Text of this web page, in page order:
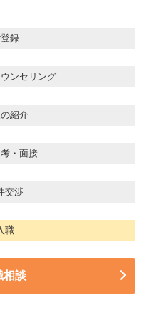
登録
ンセリング
紹介
・面接
交渉
職
相談